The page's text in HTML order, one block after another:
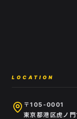
LOCATION
〒105-0001
東京都港区虎ノ